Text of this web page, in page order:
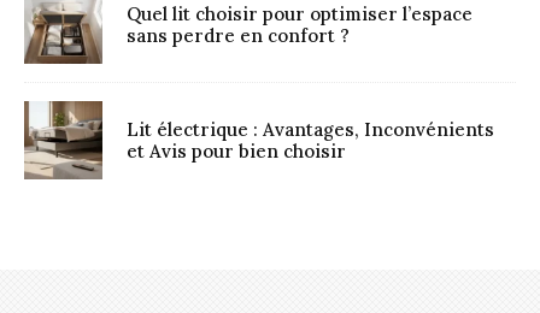
Quel lit choisir pour optimiser l’espace
sans perdre en confort ?
Lit électrique : Avantages, Inconvénients
et Avis pour bien choisir